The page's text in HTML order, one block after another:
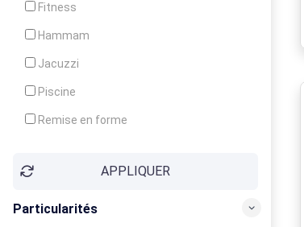
Fitness
Hammam
Jacuzzi
Piscine
Remise en forme
Soins du corpsAPPLIQUER
Particularités